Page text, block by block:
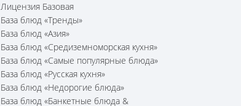
Лицензия Базовая
База блюд «Тренды»
База блюд «Азия»
База блюд «Средиземноморская кухня»
База блюд «Самые популярные блюда»
База блюд «Русская кухня»
База блюд «Недорогие блюда»
База блюд «Банкетные блюда &